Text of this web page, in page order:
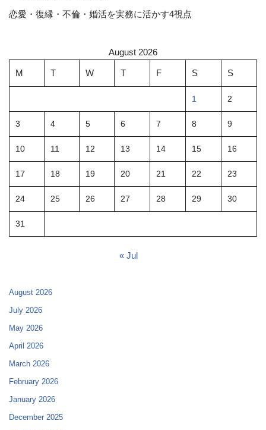
恋愛・復縁・不倫・婚活を実務に活かす4視点
August 2026
M T W T F S S
1 2
3 4 5 6 7 8 9
10 11 12 13 14 15 16
17 18 19 20 21 22 23
24 25 26 27 28 29 30
31
« Jul
August 2026
July 2026
May 2026
April 2026
March 2026
February 2026
January 2026
December 2025